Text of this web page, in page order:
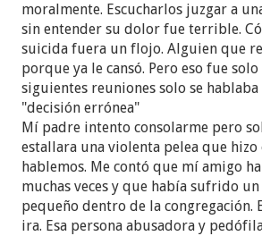
moralmente. Escucharlos juzgar a
sin entender su dolor fue terrible.
suicida fuera un flojo. Alguien que
porque ya le cansó. Pero eso fue
siguientes reuniones solo se hablaba
"decisión errónea"
Mí padre intento consolarme pero
estallara una violenta pelea que hizo
hablemos. Me contó que mí amigo
muchas veces y que había sufrido
pequeño dentro de la congregación.
ira. Esa persona abusadora y